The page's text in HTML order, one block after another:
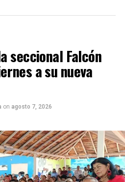
seccional Falcón
a su nueva
on agosto 7, 2026